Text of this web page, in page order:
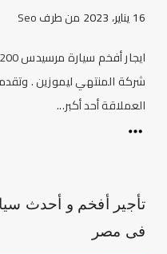
16 يناير، 2023 من طرفSeo
شركة المنتهي ليموزين .
العملاقة أحد أكبر...
فى مصر